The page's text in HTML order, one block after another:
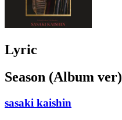
Lyric
Season (Album ver)
sasaki kaishin